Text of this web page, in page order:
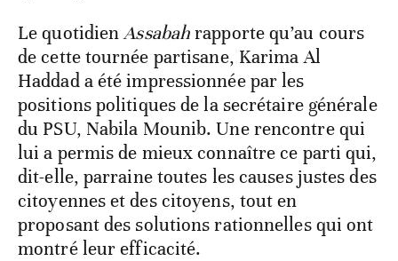
Le quotidienAssabahrapporte qu’au cours
de cette tournée partisane, Karima Al
Haddad a été impressionnée par les
positions politiques de la secrétaire générale
du PSU, Nabila Mounib. Une rencontre qui
lui a permis de mieux connaître ce parti qui,
dit-elle, parraine toutes les causes justes des
citoyennes et des citoyens, tout en
proposant des solutions rationnelles qui ont
montré leur efficacité.